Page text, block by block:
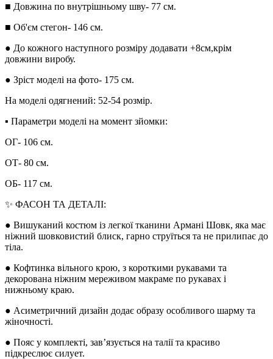
■ Довжина по внутрішньому шву- 77 см.
■ Об'єм стегон- 146 см.
● До кожного наступного розміру додавати +8см,крім
довжини виробу.
● Зріст моделі на фото- 175 см.
На моделі одягнений: 52-54 розмір.
▪︎ Параметри моделі на момент зйомки:
ОГ- 106 см.
ОТ- 80 см.
ОБ- 117 см.
✨ ФАСОН ТА ДЕТАЛІ:
● Вишуканий костюм із легкої тканини Армані Шовк, яка має
ніжний шовковистий блиск, гарно струїться та не прилипає до
тіла.
● Кофтинка вільного крою, з короткими рукавами та
декорована ніжним мереживом макраме по рукавах і
нижньому краю.
● Асиметричний дизайн додає образу особливого шарму та
жіночності.
● Пояс у комплекті, зав’язується на талії та красиво
підкреслює силует.